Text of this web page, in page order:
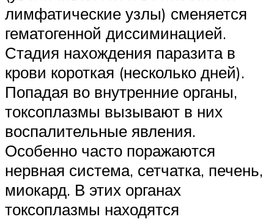
лимфатические узлы) сменяется
гематогенной диссиминацией.
Стадия нахождения паразита в
крови короткая (несколько дней).
Попадая во внутренние органы,
токсоплазмы вызывают в них
воспалительные явления.
Особенно часто поражаются
нервная система, сетчатка, печень,
миокард. В этих органах
токсоплазмы находятся